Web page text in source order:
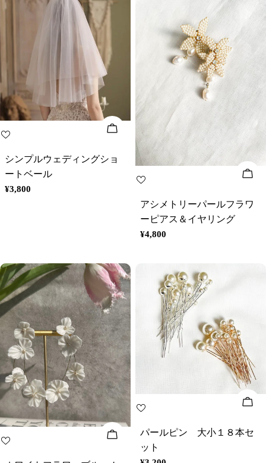
オプションを選択してください
シンプルウェディングショ
ートベール
通
¥3,800
オ
アシメトリーパールフラワ
ーピアス＆イヤリング
通
¥4,800
オプションを選択してください
オ
パールピン 大小１８本セ
ット